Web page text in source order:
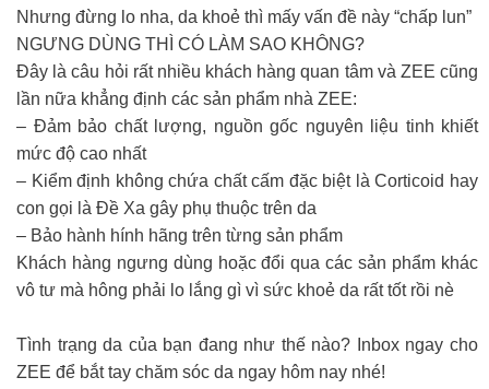
Nhưng đừng lo nha, da khoẻ thì mấy vấn đề này “chấp lun”
NGƯNG DÙNG THÌ CÓ LÀM SAO KHÔNG?
Đây là câu hỏi rất nhiều khách hàng quan tâm và ZEE cũng
lần nữa khẳng định các sản phẩm nhà ZEE:
– Đảm bảo chất lượng, nguồn gốc nguyên liệu tinh khiết
mức độ cao nhất
– Kiểm định không chứa chất cấm đặc biệt là Corticoid hay
con gọi là Đề Xa gây phụ thuộc trên da
– Bảo hành hính hãng trên từng sản phẩm
Khách hàng ngưng dùng hoặc đổi qua các sản phẩm khác
vô tư mà hông phải lo lắng gì vì sức khoẻ da rất tốt rồi nè
Tình trạng da của bạn đang như thế nào? Inbox ngay cho
ZEE để bắt tay chăm sóc da ngay hôm nay nhé!